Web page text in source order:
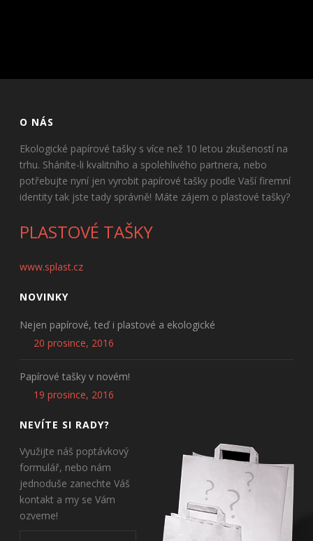
O NÁS
Ekologické papírové tašky s více než 10 letou zkušeností na
trhu. Sháníte-li kvalitního a spolehlivého partnera, nebo
potřebujte nyní jen vyrobit papírové tašky podle Vaší firemní
identity tak jste tady správně! Máte zájem o plastové tašky?
PLASTOVÉ TAŠKY
www.splast.cz
NOVINKY
Nejen papírové, teď i plastové a ekologické
20 prosince, 2016
Papírové tašky v novém!
19 prosince, 2016
NEVÍTE SI RADY?
Využijte náš poptávkový
formulář, nebo nám
jednoduše zanechte Váš
kontakt a my se Vám
ozveme!